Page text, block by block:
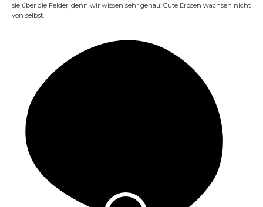
sie über die Felder, denn wir wissen sehr genau: Gute Erbsen wachsen nicht
von selbst.